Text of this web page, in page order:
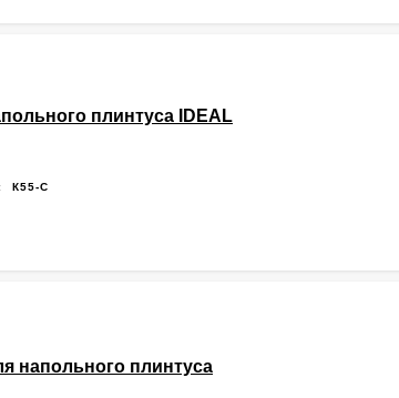
плинтуса IDEAL
К55-С
напольного плинтуса